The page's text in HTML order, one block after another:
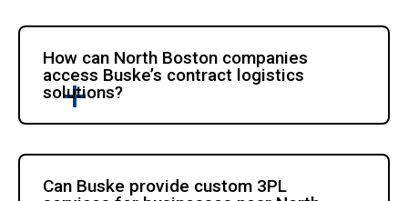
How can North Boston companies
access Buske’s contract logistics
solutions?
Can Buske provide custom 3PL